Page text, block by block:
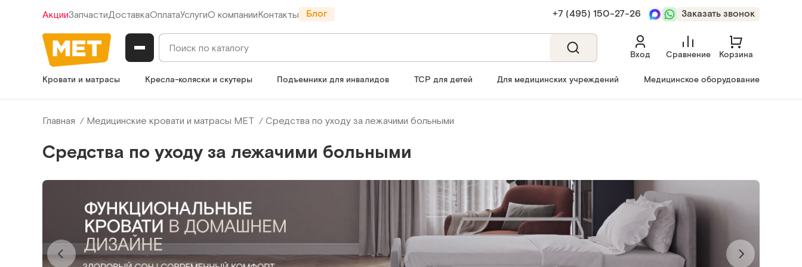
АкцииЗапчастиДоставкаОплатаУслугиО компанииКонтакты Блог +7 (495) 150‑27‑26 Заказать звонок
Вход Сравнение Корзина
Кровати и матрасы Кресла-коляски и скутеры Подъемники для инвалидов ТСР для детей Для медицинских учреждений Медицинское оборудование
Главная Медицинские кровати и матрасы МЕТ Средства по уходу за лежачими больными
Средства по уходу за лежачими больными